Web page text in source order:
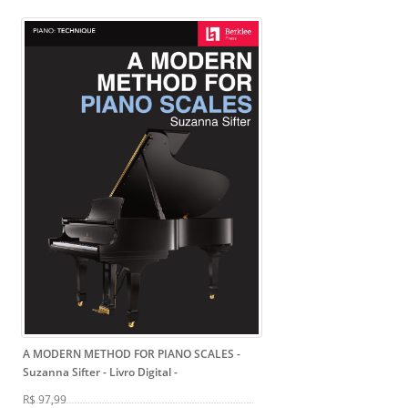
A MODERN METHOD FOR PIANO SCALES -
Suzanna Sifter - Livro Digital-
R$ 97,99